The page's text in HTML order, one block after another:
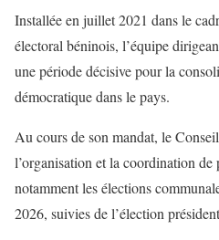
Installée en juillet 2021 dans le
électoral béninois, l’équipe
une période décisive pour la
démocratique dans le pays.
Au cours de son mandat, le
l’organisation et la coordination de
notamment les élections
2026, suivies de l’élection